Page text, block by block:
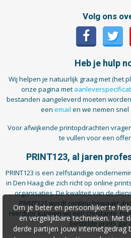
Volg ons
Heb je hulp
Wij helpen je natuurlijk graag met (het
onze pagina met
bestanden aangeleverd moeten
een email en we nemen snel
Voor afwijkende printopdrachten
te vullen voor een
PRINT123, al jaren
PRINT123 is een zelfstandige
in Den Haag die zich richt op online
organisaties. De kwaliteit van de
PRINT123 wordt continu bewaakt
Hierdoor kunnen wij een constante,
bestelde prints
Om je beter en persoonlijker te
en vergelijkbare technieken. Met
derde partijen jouw internetgedrag